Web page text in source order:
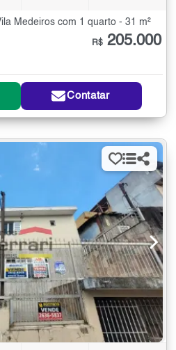
Medeiros com 1 quarto - 31 m²
R$ 205.000
Contatar